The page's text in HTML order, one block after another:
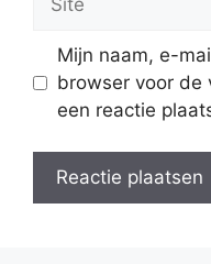
Mijn naam, e-
browser voor de
een reactie